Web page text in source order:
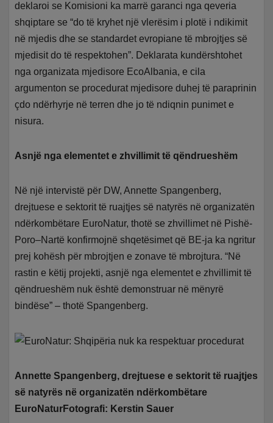
deklaroi se Komisioni ka marrë garanci nga qeveria
shqiptare se “do të kryhet një vlerësim i plotë i ndikimit
në mjedis dhe se standardet evropiane të mbrojtjes së
mjedisit do të respektohen”. Deklarata kundërshtohet
nga organizata mjedisore EcoAlbania, e cila
argumenton se procedurat mjedisore duhej të paraprinin
çdo ndërhyrje në terren dhe jo të ndiqnin punimet e
nisura.
Asnjë nga elementet e zhvillimit të qëndrueshëm
Në një intervistë për DW, Annette Spangenberg,
drejtuese e sektorit të ruajtjes së natyrës në organizatën
ndërkombëtare EuroNatur, thotë se zhvillimet në Pishë-
Poro–Nartë konfirmojnë shqetësimet që BE-ja ka ngritur
prej kohësh për mbrojtjen e zonave të mbrojtura. “Në
rastin e këtij projekti, asnjë nga elementet e zhvillimit të
qëndrueshëm nuk është demonstruar në mënyrë
bindëse” – thotë Spangenberg.
Annette Spangenberg, drejtuese e sektorit të ruajtjes
së natyrës në organizatën ndërkombëtare
EuroNaturFotografi: Kerstin Sauer